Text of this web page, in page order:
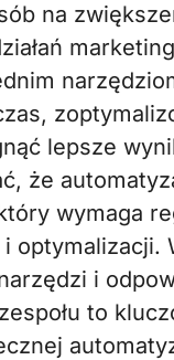
na
lepsze
że
wymaga
optymalizacji.
i
to